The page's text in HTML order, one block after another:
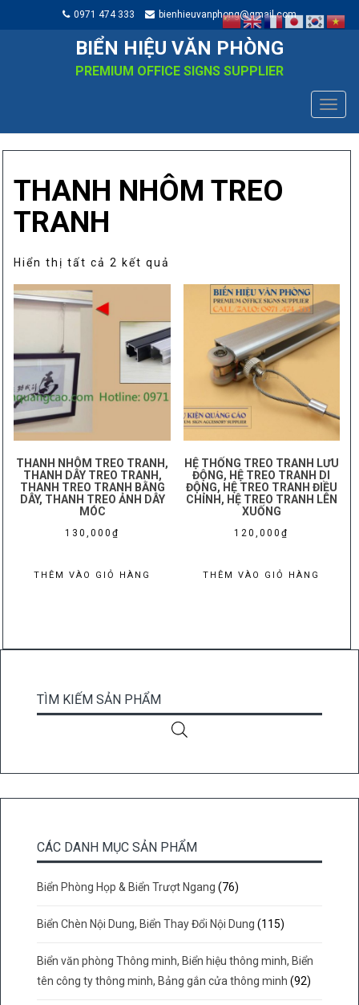
0971 474 333 bienhieuvanphong@gmail.com
BIỂN HIỆU VĂN PHÒNG
PREMIUM OFFICE SIGNS SUPPLIER
THANH NHÔM TREO
TRANH
Hiển thị tất cả 2 kết quả
sắp
theo
mức
độ
phổ
THANH NHÔM TREO TRANH,
THANH DÂY TREO TRANH,
THANH TREO TRANH BẰNG
DÂY, THANH TREO ẢNH DÂY
MÓC
130,000 ₫
THÊM VÀO GIỎ HÀNG
HỆ THỐNG TREO TRANH LƯU
ĐỘNG, HỆ TREO TRANH DI
ĐỘNG, HỆ TREO TRANH ĐIỀU
CHỈNH, HỆ TREO TRANH LÊN
XUỐNG
120,000₫
THÊM VÀO GIỎ HÀNG
TÌM KIẾM SẢN PHẨM
CÁC DANH MỤC SẢN PHẨM
Biển Phòng Họp & Biển Trượt Ngang (76)
Biển Chèn Nội Dung, Biển Thay Đổi Nội Dung (115)
Biển văn phòng Thông minh, Biển hiệu thông minh, Biển
tên công ty thông minh, Bảng gắn cửa thông minh (92)